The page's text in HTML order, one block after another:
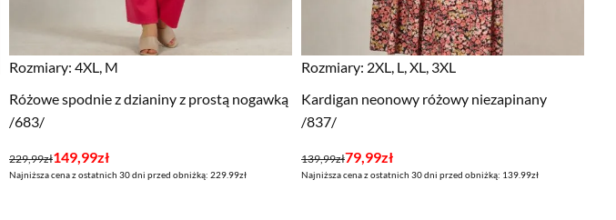
Rozmiary: 4XL, M
Różowe spodnie z dzianiny z prostą nogawką
/683/
229,99zł
Pierwotna
cena
149,99zł
Aktualna
cena
Najniższa cena z ostatnich 30 dni przed obniżką: 229.99zł
Rozmiary: 2XL, L, XL, 3XL
Kardigan neonowy różowy niezapinany
/837/
139,99zł
Pierwotna
cena
79,99zł
Aktualna
cena
Najniższa cena z ostatnich 30 dni przed obniżką: 139.99zł